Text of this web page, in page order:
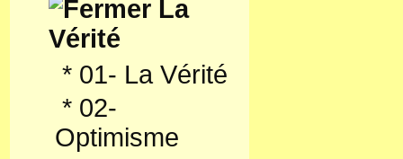
La
Vérité
* 01- La Vérité
* 02-
Optimisme